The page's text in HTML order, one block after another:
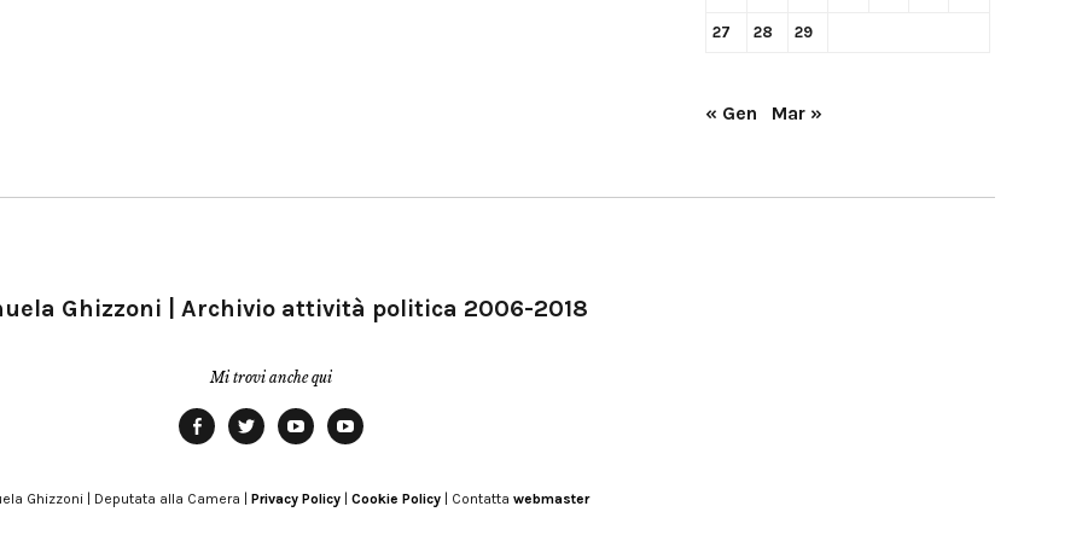
27 28 29
« Gen Mar »
Ghizzoni | Archivio attività politica 2006-2018
Mi trovi anche qui
Modena
Ghizzoni | Deputata alla Camera | Privacy Policy Cookie Policy | Contatta webmaster